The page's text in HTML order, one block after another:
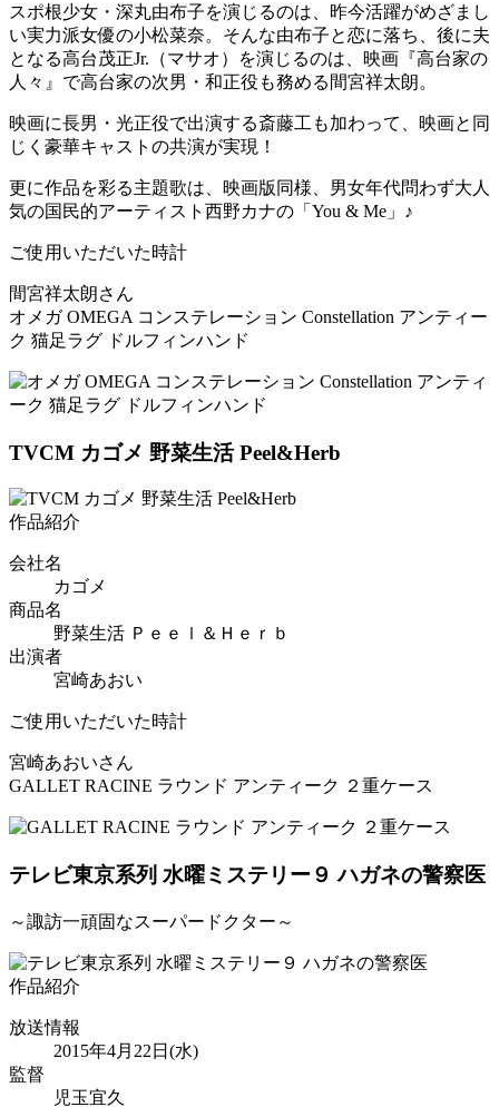
スポ根少女・深丸由布子を演じるのは、昨今活躍がめざまし
い実力派女優の小松菜奈。そんな由布子と恋に落ち、後に夫
となる高台茂正Jr.（マサオ）を演じるのは、映画『高台家の
人々』で高台家の次男・和正役も務める間宮祥太朗。
映画に長男・光正役で出演する斎藤工も加わって、映画と同
じく豪華キャストの共演が実現！
更に作品を彩る主題歌は、映画版同様、男女年代問わず大人
気の国民的アーティスト西野カナの「You & Me」♪
ご使用いただいた時計
間宮祥太朗さん
オメガ OMEGA コンステレーション Constellation アンティー
ク 猫足ラグ ドルフィンハンド
TVCM カゴメ 野菜生活 Peel&Herb
作品紹介
会社名
カゴメ
商品名
野菜生活 Ｐｅｅｌ＆Ｈｅｒｂ
出演者
宮崎あおい
ご使用いただいた時計
宮崎あおいさん
GALLET RACINE ラウンド アンティーク ２重ケース
テレビ東京系列 水曜ミステリー９ ハガネの警察医
～諏訪一頑固なスーパードクター～
作品紹介
放送情報
2015年4月22日(水)
監督
児玉宜久